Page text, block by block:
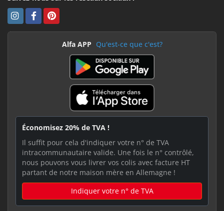
Alfa APP Qu'est-ce que c'est?
Économisez 20% de TVA !
Il suffit pour cela d'indiquer votre n° de TVA
intracommunautaire valide. Une fois le n° contrôlé,
nous pouvons vous livrer vos colis avec facture HT
partant de notre maison mère en Allemagne !
Indiquer votre n° de TVA